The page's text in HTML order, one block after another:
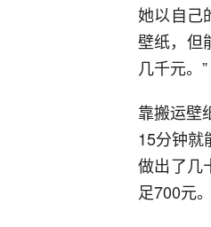
她以自己
壁纸，但
几千元。”
靠搬运壁
15分钟就
做出了几
足700元。